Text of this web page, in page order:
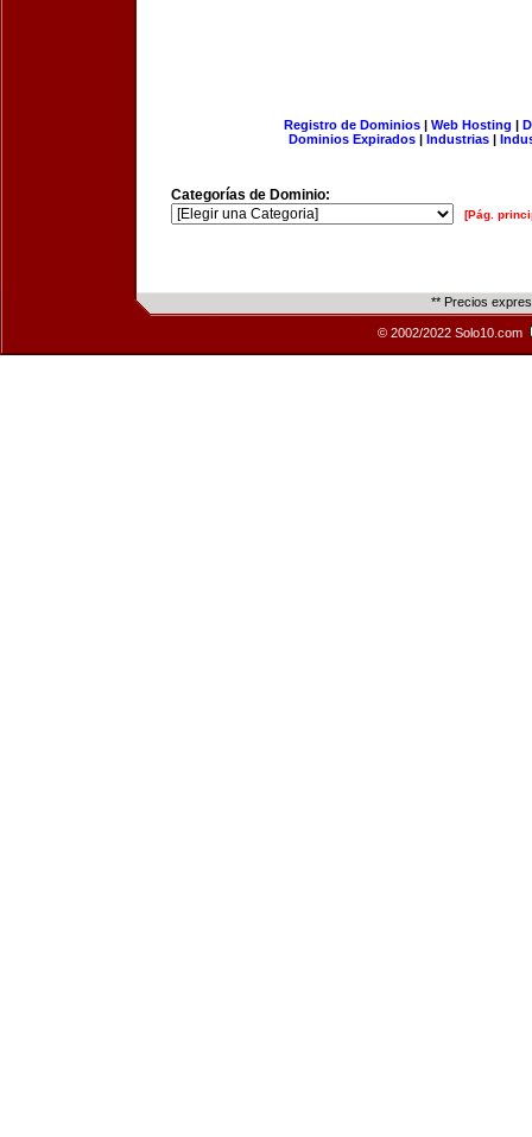
Registro de Dominios| Web Hosting |
Dominios Expirados | Industrias |
Categorías de Dominio:
[Pág.
** Precios
© 2002/2022 Solo10.com